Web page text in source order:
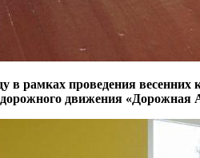
в рамках проведения
движения «Дорожная